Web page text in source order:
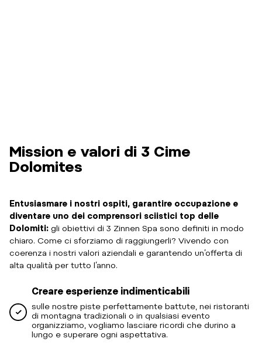
Mission e valori di 3 Cime
Dolomites
Entusiasmare i nostri ospiti, garantire occupazione e
diventare uno dei comprensori sciistici top delle
Dolomiti: gli obiettivi di 3 Zinnen Spa sono definiti in modo
chiaro. Come ci sforziamo di raggiungerli? Vivendo con
coerenza i nostri valori aziendali e garantendo un’offerta di
alta qualità per tutto l’anno.
Creare esperienze indimenticabili
sulle nostre piste perfettamente battute, nei ristoranti
di montagna tradizionali o in qualsiasi evento
organizziamo, vogliamo lasciare ricordi che durino a
lungo e superare ogni aspettativa.